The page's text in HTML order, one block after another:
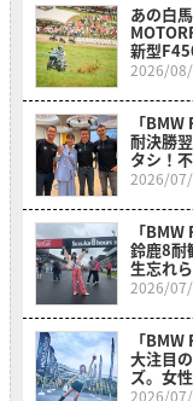
あの白
新型
も必見！
2026/
「
耐決勝
タシ！
2026/
「
鈴鹿8耐
生忘れ
2026/
「
大注目
ズ。女
のおか
2026/